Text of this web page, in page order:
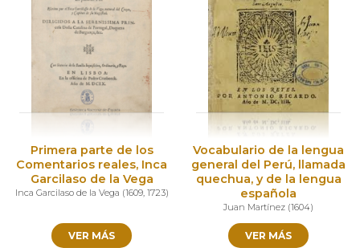
Primera parte de los
Comentarios reales, Inca
Garcilaso de la Vega
Inca Garcilaso de la Vega (1609, 1723)
VER MÁS
Vocabulario de la lengua
general del Perú, llamada
quechua, y de la lengua
española
Juan Martínez (1604)
VER MÁS